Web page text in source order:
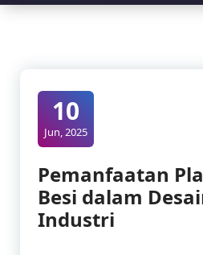
10
Jun, 2025
Pemanfaatan
Besi dalam
Industri